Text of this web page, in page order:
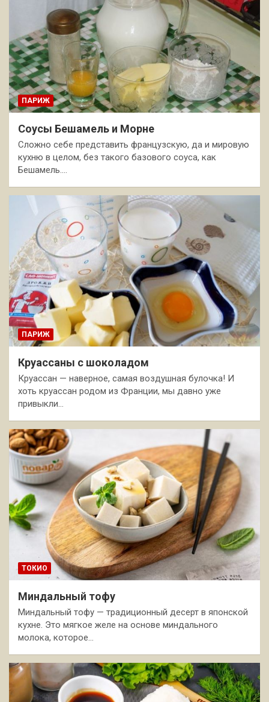
ПАРИЖ
Соусы Бешамель и Морне
Сложно себе представить французскую, да и мировую
кухню в целом, без такого базового соуса, как
Бешамель.…
ПАРИЖ
Круассаны с шоколадом
Круассан — наверное, самая воздушная булочка! И
хоть круассан родом из Франции, мы давно уже
привыкли…
ТОКИО
Миндальный тофу
Миндальный тофу — традиционный десерт в японской
кухне. Это мягкое желе на основе миндального
молока, которое…